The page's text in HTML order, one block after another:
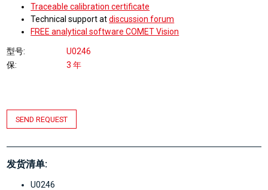
Traceable calibration certificate
Technical support atdiscussion forum
FREE analytical software COMET Vision
型号
U0246
保
3 年
SEND REQUEST
发货清单:
U0246